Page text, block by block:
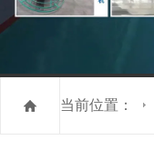
当前位置：